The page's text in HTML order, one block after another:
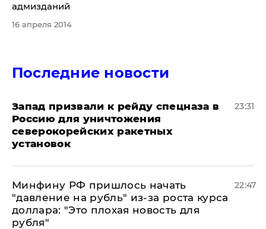
адмизданий
16 апреля 2014
Последние новости
Запад призвали к рейду спецназа в
Россию для уничтожения
северокорейских ракетных
установок
23:31
Минфину РФ пришлось начать
"давление на рубль" из-за роста курса
доллара: "Это плохая новость для
рубля"
22:47